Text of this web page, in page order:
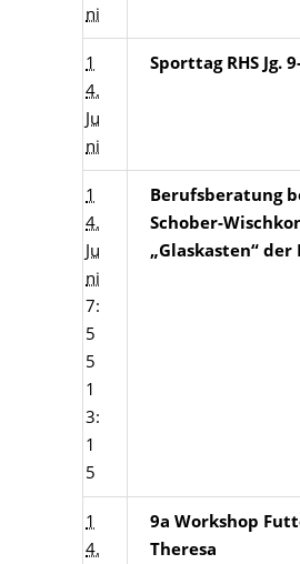
ni
1
4.
Ju
ni
Sporttag RHS Jg.
1
4.
Ju
ni
7:
5
5
1
3:
1
5
Berufsberatung
Schober-
„Glaskasten“
1
4.
9a Workshop
Theresa